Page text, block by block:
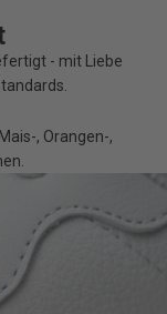
- mit Liebe
, Orangen-,